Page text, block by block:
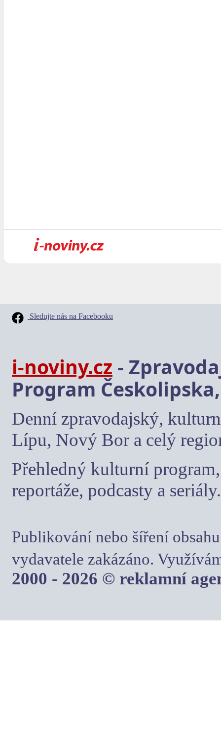
Sledujte nás na Facebooku
i-noviny.cz -
Program
Denní zpravodajský,
Lípu, Nový Bor a celý
Přehledný kulturní
reportáže, podcasty a seriály.
Publikování nebo šíření
vydavatele zakázáno.
2000 - 2026 © reklamní